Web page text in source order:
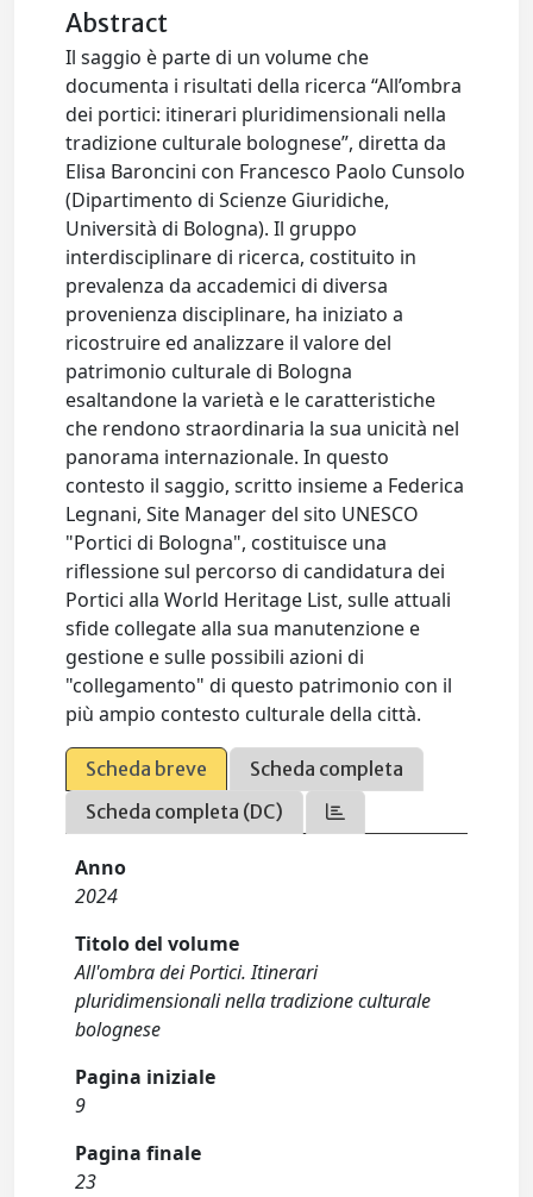
Abstract
Il saggio è parte di un volume che
documenta i risultati della ricerca “All’ombra
dei portici: itinerari pluridimensionali nella
tradizione culturale bolognese”, diretta da
Elisa Baroncini con Francesco Paolo Cunsolo
(Dipartimento di Scienze Giuridiche,
Università di Bologna). Il gruppo
interdisciplinare di ricerca, costituito in
prevalenza da accademici di diversa
provenienza disciplinare, ha iniziato a
ricostruire ed analizzare il valore del
patrimonio culturale di Bologna
esaltandone la varietà e le caratteristiche
che rendono straordinaria la sua unicità nel
panorama internazionale. In questo
contesto il saggio, scritto insieme a Federica
Legnani, Site Manager del sito UNESCO
"Portici di Bologna", costituisce una
riflessione sul percorso di candidatura dei
Portici alla World Heritage List, sulle attuali
sfide collegate alla sua manutenzione e
gestione e sulle possibili azioni di
"collegamento" di questo patrimonio con il
più ampio contesto culturale della città.
Scheda breve
Scheda completa
Scheda completa (DC)
Anno
2024
Titolo del volume
All'ombra dei Portici. Itinerari
pluridimensionali nella tradizione culturale
bolognese
Pagina iniziale
9
Pagina finale
23